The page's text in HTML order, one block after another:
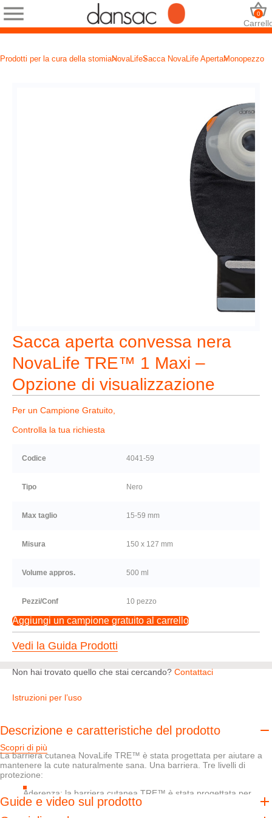
0
Prodotti per la cura della stomiaNovaLifeSacca NovaLife ApertaMonopezzo
Sacca aperta convessa nera
NovaLife TRE™ 1 Maxi –
Opzione di visualizzazione
Per un Campione Gratuito,
Controlla la tua richiesta
Codice 4041-59
Tipo Nero
Max taglio 15-59 mm
Misura 150 x 127 mm
Volume appros. 500 ml
Pezzi/Conf 10 pezzo
Aggiungi un campione gratuito al carrello
Vedi la Guida Prodotti
Non hai trovato quello che stai cercando? Contattaci
Istruzioni per l’uso
Descrizione e caratteristiche del prodotto
La barriera cutanea NovaLife TRE™ è stata progettata per aiutare a
mantenere la cute naturalmente sana. Una barriera. Tre livelli di
protezione:
Aderenza: la barriera cutanea TRE™ è stata progettata per
offrire una tenuta sicura e flessibile e quindi aiutare a proteggere
Scopri di più
Guide e video sul prodotto